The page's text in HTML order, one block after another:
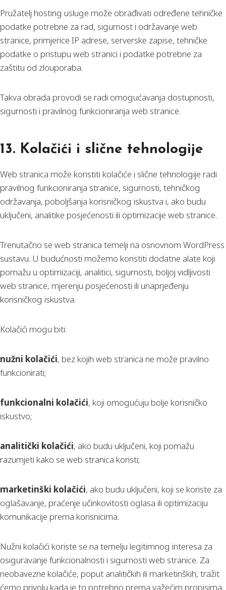
Pružatelj hosting usluge može obrađivati određene tehničke
podatke potrebne za rad, sigurnost i održavanje web
stranice, primjerice IP adrese, serverske zapise, tehničke
podatke o pristupu web stranici i podatke potrebne za
zaštitu od zlouporaba.
Takva obrada provodi se radi omogućavanja dostupnosti,
sigurnosti i pravilnog funkcioniranja web stranice.
13. Kolačići i slične tehnologije
Web stranica može koristiti kolačiće i slične tehnologije radi
pravilnog funkcioniranja stranice, sigurnosti, tehničkog
održavanja, poboljšanja korisničkog iskustva i, ako budu
uključeni, analitike posjećenosti ili optimizacije web stranice.
Trenutačno se web stranica temelji na osnovnom WordPress
sustavu. U budućnosti možemo koristiti dodatne alate koji
pomažu u optimizaciji, analitici, sigurnosti, boljoj vidljivosti
web stranice, mjerenju posjećenosti ili unaprjeđenju
korisničkog iskustva.
Kolačići mogu biti:
nužni kolačići, bez kojih web stranica ne može pravilno
funkcionirati;
funkcionalni kolačići, koji omogućuju bolje korisničko
iskustvo;
analitički kolačići, ako budu uključeni, koji pomažu
razumjeti kako se web stranica koristi;
marketinški kolačići, ako budu uključeni, koji se koriste za
oglašavanje, praćenje učinkovitosti oglasa ili optimizaciju
komunikacije prema korisnicima.
Nužni kolačići koriste se na temelju legitimnog interesa za
osiguravanje funkcionalnosti i sigurnosti web stranice. Za
neobavezne kolačiće, poput analitičkih ili marketinških, tražit
ćemo privolu kada je to potrebno prema važećim propisima.